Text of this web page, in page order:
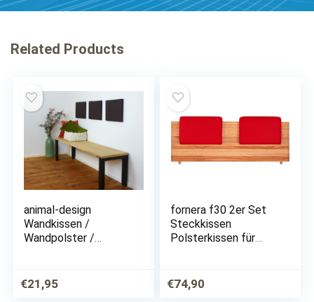
Related Products
animal-design
Wandkissen /
Wandpolster /
Wandpaneele – 40cm
x 30cm –
€21,95
fornera f30 2er Set
Steckkissen
Polsterkissen für
Rücklehne Bett
Kopfteilkissen
€74,90